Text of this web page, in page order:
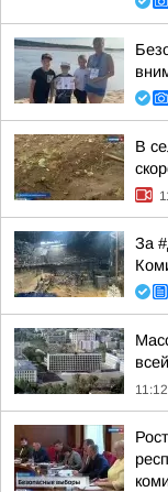
В
За
11:12